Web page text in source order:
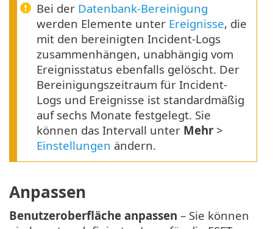
Bei der Datenbank-Bereinigung
werden Elemente unter Ereignisse, die
mit den bereinigten Incident-Logs
zusammenhängen, unabhängig vom
Ereignisstatus ebenfalls gelöscht. Der
Bereinigungszeitraum für Incident-
Logs und Ereignisse ist standardmäßig
auf sechs Monate festgelegt. Sie
können das Intervall unter Mehr >
Einstellungen ändern.
Anpassen
Benutzeroberfläche anpassen – Sie können